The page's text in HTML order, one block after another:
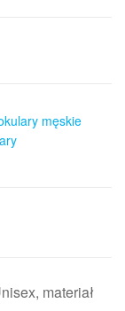
męskie
materiał